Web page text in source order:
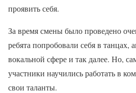
проявить себя.
За время смены было проведено
ребята попробовали себя в танцах,
вокальной сфере и так далее. Но,
участники научились работать в
свои таланты.